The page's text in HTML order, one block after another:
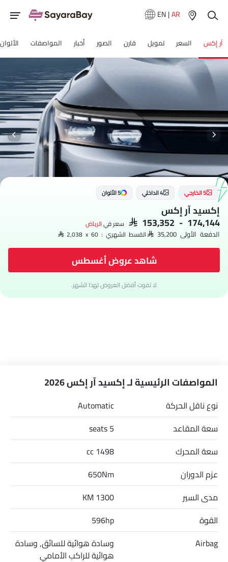
EN|AR
آر إكس السعر تمويل قارن الصور أخبار المواصفات الألوان
5 الخارجي 4 الداخلي 5 الألوان
إكسيد آر إكس
SAR 153,352 - 174,144 سعر فيالرياض‎
الدفعة الأولى SAR 35,200 القسط الشهري : SAR 2,038 x 60
شاهد عروض أغسطس
لا تفوت أفضل العروض لهذا الشهر.
المواصفات الرئيسية لـ إكسيد آر إكس 2026
نوع ناقل الحركة
Automatic
سعة المقاعد
5 seats
سعة المحرك
1498 cc
عزم الدوران
650Nm
مدى السير
1300 KM
القوة
596hp
Airbag
وسادة هوائية للسائق, وسادة
هوائية للراكب الأمامي